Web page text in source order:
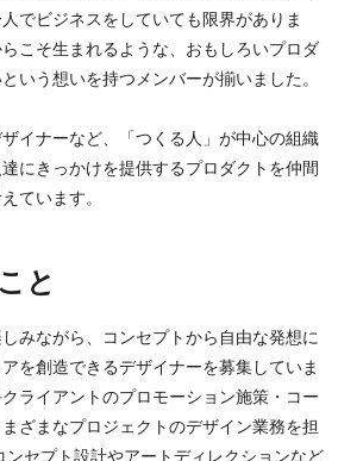
でビジネスをしていても限界がありま
こそ生まれるような、おもしろいプロダ
いう想いを持つメンバーが揃いました。
イナーなど、「つくる人」が中心の組織
にきっかけを提供するプロダクトを仲間
ています。
と
みながら、コンセプトから自由な発想に
を創造できるデザイナーを募集していま
ライアントのプロモーション施策・コー
ざまなプロジェクトのデザイン業務を担
ンセプト設計やアートディレクションなど